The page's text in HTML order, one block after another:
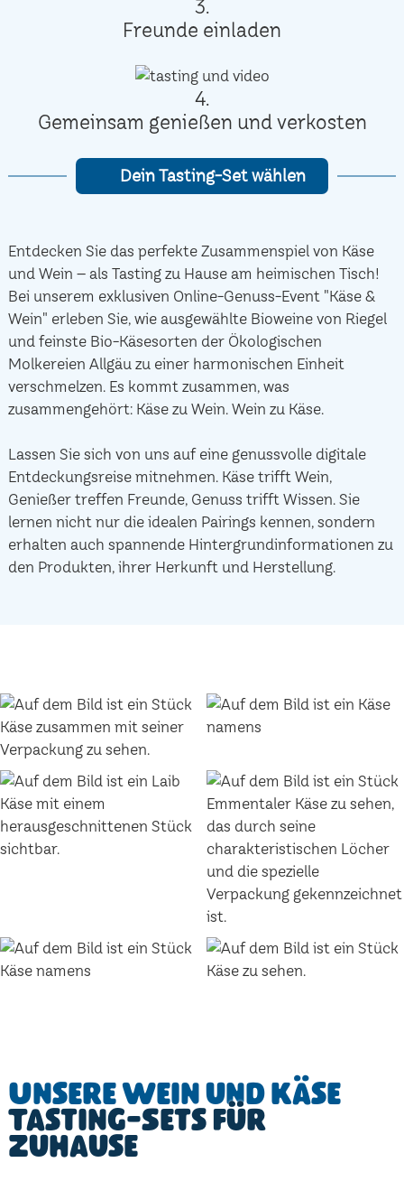
3.
Freunde einladen
4.
Gemeinsam genießen und verkosten
Dein Tasting-Set wählen
Entdecken Sie das perfekte Zusammenspiel von Käse
und Wein – als Tasting zu Hause am heimischen Tisch!
Bei unserem exklusiven Online-Genuss-Event "Käse &
Wein" erleben Sie, wie ausgewählte Bioweine von Riegel
und feinste Bio-Käsesorten der Ökologischen
Molkereien Allgäu zu einer harmonischen Einheit
verschmelzen. Es kommt zusammen, was
zusammengehört: Käse zu Wein. Wein zu Käse.
Lassen Sie sich von uns auf eine genussvolle digitale
Entdeckungsreise mitnehmen. Käse trifft Wein,
Genießer treffen Freunde, Genuss trifft Wissen. Sie
lernen nicht nur die idealen Pairings kennen, sondern
erhalten auch spannende Hintergrundinformationen zu
den Produkten, ihrer Herkunft und Herstellung.
Unsere Wein und Käse
Tasting-Sets für
Zuhause